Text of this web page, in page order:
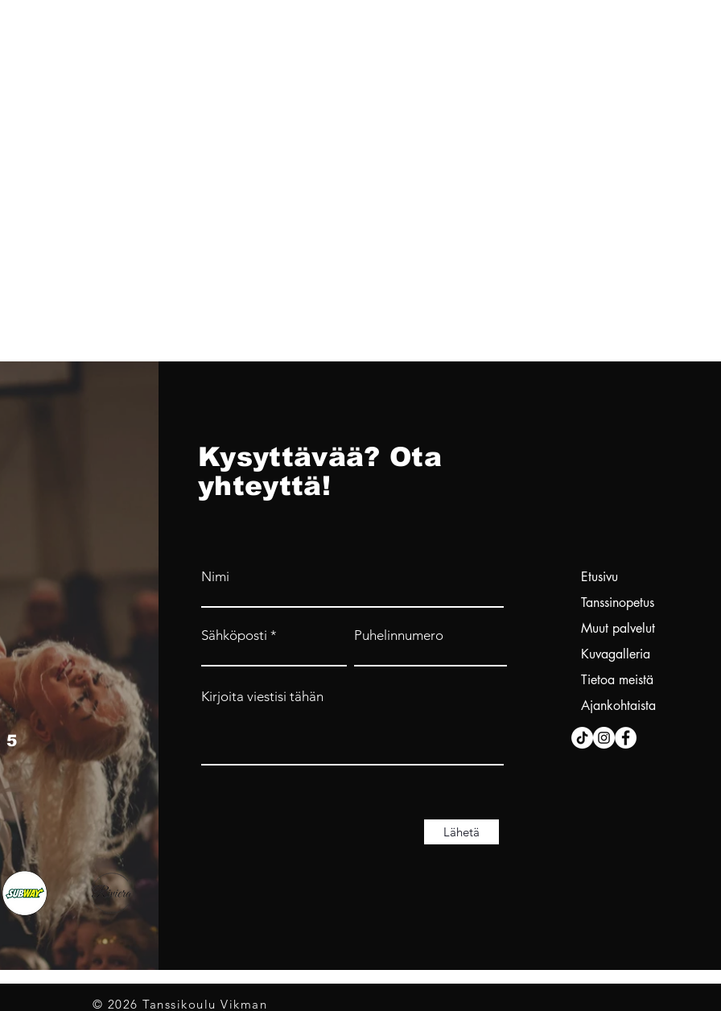
5
Kysyttävää? Ota
yhteyttä!
Nimi
Sähköposti Puhelinnumero
Kirjoita viestisi tähän
Lähetä
Etusivu
Tanssinopetus
Muut palvelut
Kuvagalleria
Tietoa meistä
Ajankohtaista
© 2026 Tanssikoulu Vikman